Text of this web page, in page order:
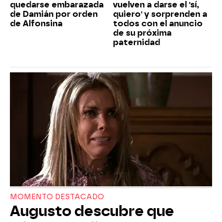
quedarse embarazada
de Damián por orden
de Alfonsina
vuelven a darse el 'sí,
quiero' y sorprenden a
todos con el anuncio
de su próxima
paternidad
MOMENTO DESTACADO
Augusto descubre que